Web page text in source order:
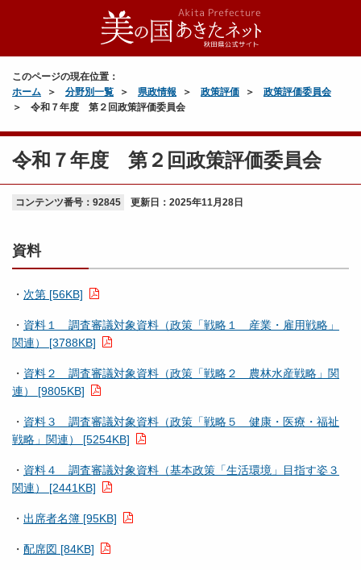
このページの現在位置：
ホーム
分野別一覧 県政情報 政策評価
政策評価委員会
令和７年度 第２回政策評価委員会
令和７年度 第２回政策評価委員会
コンテンツ番号：92845 更新日： 2025年11月28日
資料
・ 次第 [56KB]
・ 資料１ 調査審議対象資料（政策「戦略１ 産業・雇用戦略」
関連） [3788KB]
・ 資料２ 調査審議対象資料（政策「戦略２ 農林水産戦略」関
連） [9805KB]
・ 資料３ 調査審議対象資料（政策「戦略５ 健康・医療・福祉
戦略」関連） [5254KB]
・ 資料４ 調査審議対象資料（基本政策「生活環境」目指す姿３
関連） [2441KB]
・ 出席者名簿 [95KB]
・ 配席図 [84KB]